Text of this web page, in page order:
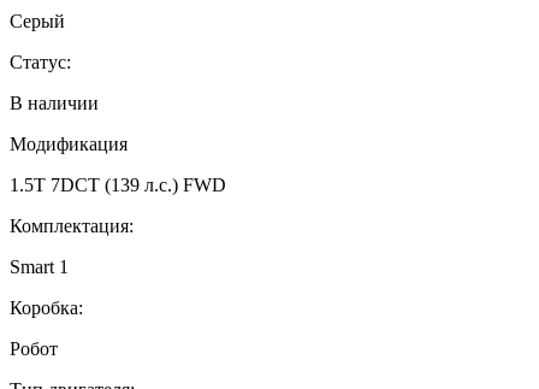
Серый
Статус:
В наличии
Модификация
1.5T 7DCT (139 л.с.) FWD
Комплектация:
Smart 1
Коробка:
Робот